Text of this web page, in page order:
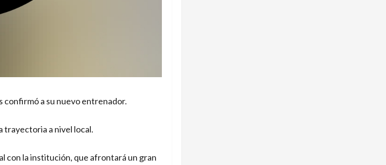
confirmó a su nuevo entrenador.
trayectoria a nivel local.
con la institución, que afrontará un gran